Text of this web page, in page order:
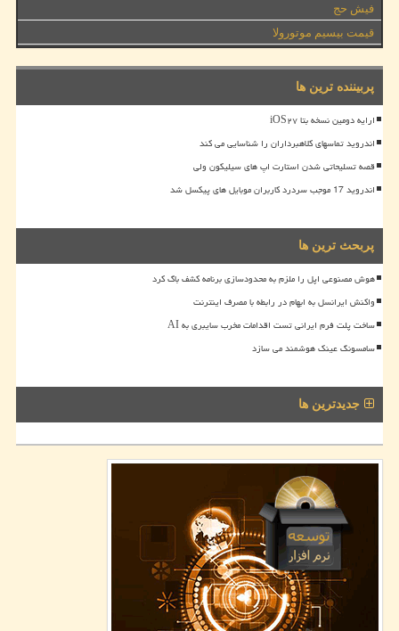
فیش حج
قیمت بیسیم موتورولا
پربیننده ترین ها
ارایه دومین نسخه بتا iOS۲۷
اندروید تماسهای کلاهبرداران را شناسایی می کند
قصه تسلیحاتی شدن استارت اپ های سیلیکون ولی
اندروید 17 موجب سردرد کاربران موبایل های پیکسل شد
پربحث ترین ها
هوش مصنوعی اپل را ملزم به محدودسازی برنامه کشف باگ کرد
واکنش ایرانسل به ابهام در رابطه با مصرف اینترنت
ساخت پلت فرم ایرانی تست اقدامات مخرب سایبری به AI
سامسونگ عینک هوشمند می سازد
جدیدترین ها